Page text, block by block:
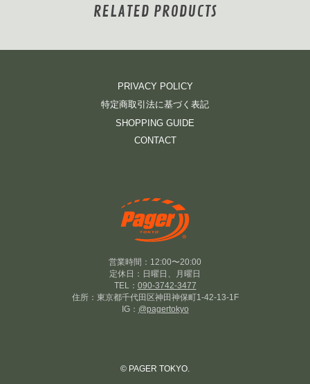
RELATED PRODUCTS
PRIVACY POLICY
特定商取引法に基づく表記
SHOPPING GUIDE
CONTACT
営業時間：12:00〜20:00
定休日：日曜日、月曜日
TEL： 090-3742-3477
住所：東京都千代田区神田神保町1-42-13-1F
IG： @pagertokyo
© PAGER TOKYO.